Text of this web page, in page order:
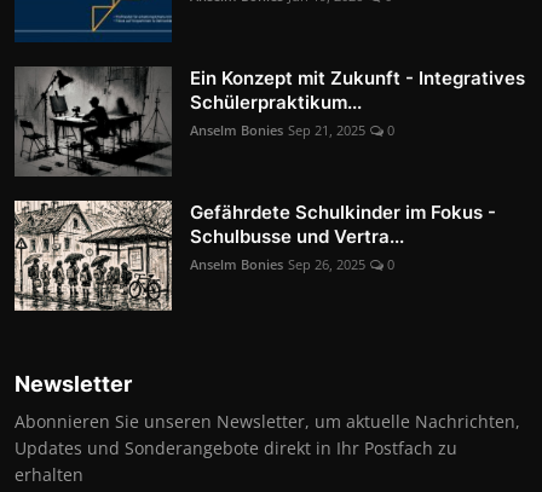
Ein Konzept mit Zukunft - Integratives
Schülerpraktikum...
Anselm Bonies Sep 21, 2025 0
Gefährdete Schulkinder im Fokus -
Schulbusse und Vertra...
Anselm Bonies Sep 26, 2025 0
Newsletter
Abonnieren Sie unseren Newsletter, um aktuelle Nachrichten,
Updates und Sonderangebote direkt in Ihr Postfach zu
erhalten